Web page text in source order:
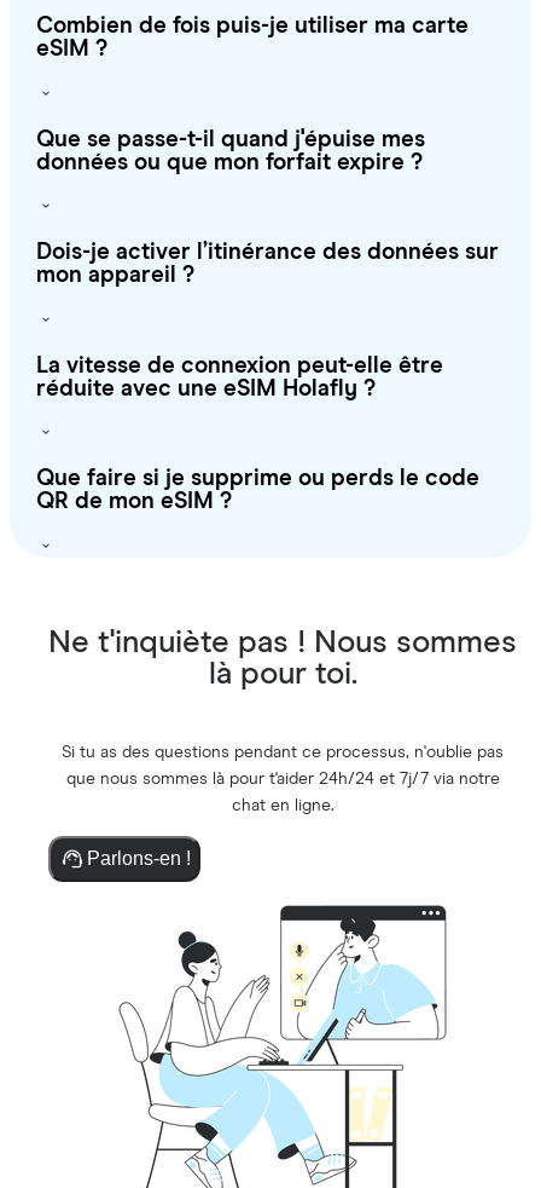
Combien de fois puis-je utiliser ma carte
eSIM ?
Que se passe-t-il quand j'épuise mes
données ou que mon forfait expire ?
Dois-je activer l’itinérance des données sur
mon appareil ?
La vitesse de connexion peut-elle être
réduite avec une eSIM Holafly ?
Que faire si je supprime ou perds le code
QR de mon eSIM ?
Ne t'inquiète pas ! Nous sommes
là pour toi.
Si tu as des questions pendant ce processus, n'oublie pas
que nous sommes là pour t'aider 24h/24 et 7j/7 via notre
chat en ligne.
Parlons-en !